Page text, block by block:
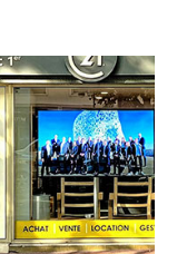
1er
1er